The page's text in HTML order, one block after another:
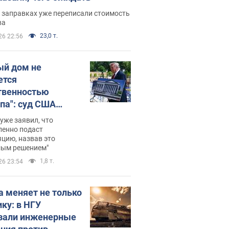
уже переписали стоимость
22:56 23,0 т.
дом не
суд США
зала
400 млн
заявил, что
подаст
назвав это
решением"
23:54 1,8 т.
меняет не только
в НГУ
инженерные